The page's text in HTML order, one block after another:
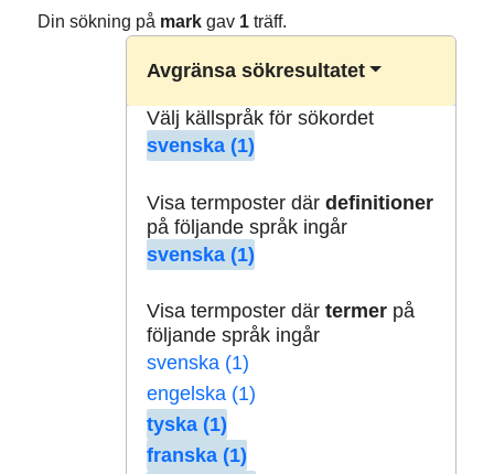
Din sökning på markgav 1träff.
Avgränsa sökresultatet
Välj källspråk för sökordet
svenska (1)
Visa termposter där definitioner
på följande språk ingår
svenska (1)
Visa termposter där termerpå
följande språk ingår
svenska (1)
engelska (1)
tyska (1)
franska (1)